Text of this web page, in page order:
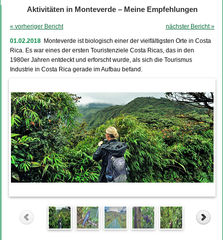
Aktivitäten in Monteverde – Meine Empfehlungen
nächster Bericht »
« vorheriger Bericht
01.02.2018 Monteverde ist biologisch einer der vielfältigsten Orte in Costa
Rica. Es war eines der ersten Touristenziele Costa Ricas, das in den
1980er Jahren entdeckt und erforscht wurde, als sich die Tourismus
Industrie in Costa Rica gerade im Aufbau befand.